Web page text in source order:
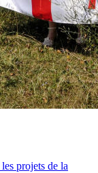
projets de la